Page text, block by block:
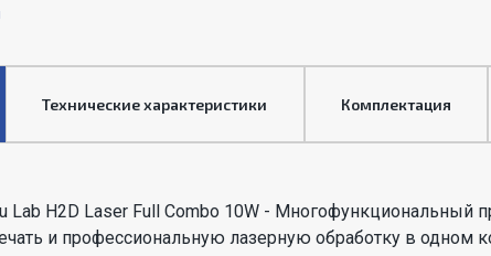
Технические характеристики Комплектация
Lab H2D Laser Full Combo 10W -
и профессиональную лазерную обработку в одном